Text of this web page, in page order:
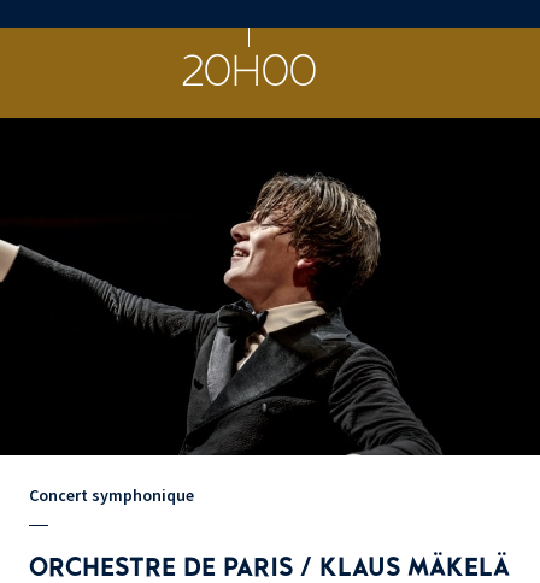
20H00
Concert symphonique
ORCHESTRE DE PARIS / KLAUS MÄKELÄ